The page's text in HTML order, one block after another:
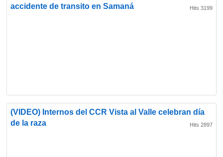
accidente de transito en Samaná
Hits 3199
(VIDEO) Internos del CCR Vista al Valle celebran día
de la raza
Hits 2897